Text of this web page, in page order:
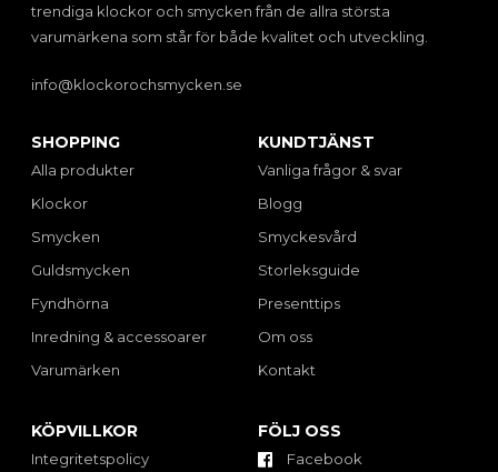
trendiga klockor och smycken från de allra största
varumärkena som står för både kvalitet och utveckling.
info@klockorochsmycken.se
SHOPPING
Alla produkter
Klockor
Smycken
Guldsmycken
Fyndhörna
Inredning & accessoarer
Varumärken
KUNDTJÄNST
Vanliga frågor & svar
Blogg
Smyckesvård
Storleksguide
Presenttips
Om oss
Kontakt
KÖPVILLKOR
Integritetspolicy
FÖLJ OSS
Facebook